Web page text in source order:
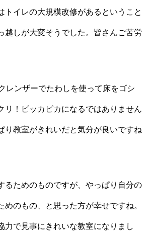
イレの大規模改修があるということ
越しが大変そうでした。皆さんご苦労
レンザーでたわしを使って床をゴシ
リ！ピッカピカになるではありません
り教室がきれいだと気分が良いですね
ためのものですが、やっぱり自分の
めのもの、と思った方が幸せですね。
力で見事にきれいな教室になりまし